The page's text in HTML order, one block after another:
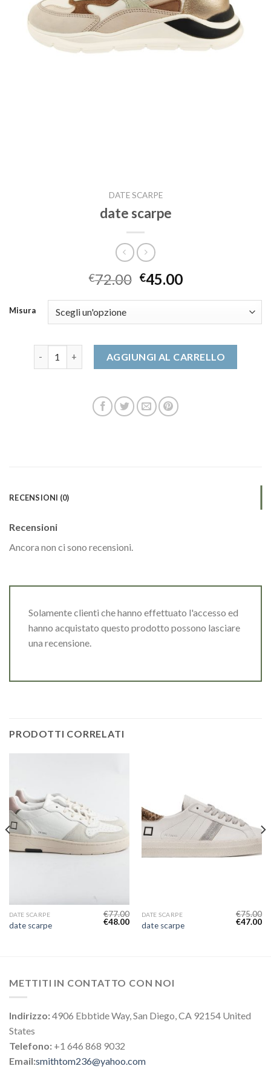
DATE SCARPE
date scarpe
€72.00 €45.00
Misura
AGGIUNGI AL CARRELLO
RECENSIONI (0)
Recensioni
Ancora non ci sono recensioni.
Solamente clienti che hanno effettuato l'accesso ed
hanno acquistato questo prodotto possono lasciare
una recensione.
PRODOTTI CORRELATI
DATE SCARPE
date scarpe
€77.00
€48.00
DATE SCARPE
date scarpe
€75.00
€47.00
METTITI IN CONTATTO CON NOI
Indirizzo:4906 Ebbtide Way, San Diego, CA 92154 United
States
Telefono: +1 646 868 9032
Email:smithtom236@yahoo.com